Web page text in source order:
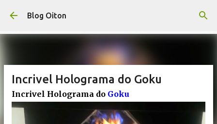
Pular para o conteúdo principal
Blog Oiton
Incrivel Holograma do Goku
Incrivel Holograma do Goku